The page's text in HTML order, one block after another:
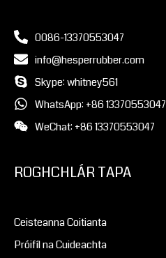
0086-13370553047
info@hesperrubber.com
Skype: whitney561
WhatsApp: +86 13370553047
WeChat: +86 13370553047
ROGHCHLÁR TAPA
Ceisteanna Coitianta
Próifíl na Cuideachta